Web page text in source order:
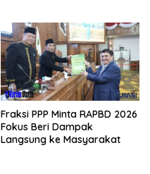
Fraksi PPP Minta RAPBD 2026
Fokus Beri Dampak
Langsung ke Masyarakat